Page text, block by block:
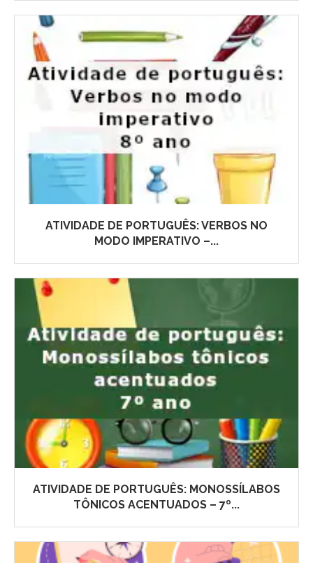
ATIVIDADE DE PORTUGUÊS: VERBOS NO
MODO IMPERATIVO –...
ATIVIDADE DE PORTUGUÊS: MONOSSÍLABOS
TÔNICOS ACENTUADOS – 7º...